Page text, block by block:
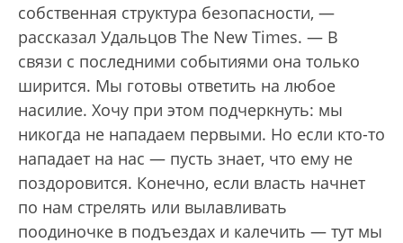
собственная структура безопасности, —
рассказал Удальцов The New Times. — В
связи с последними событиями она только
ширится. Мы готовы ответить на любое
насилие. Хочу при этом подчеркнуть: мы
никогда не нападаем первыми. Но если кто-то
нападает на нас — пусть знает, что ему не
поздоровится. Конечно, если власть начнет
по нам стрелять или вылавливать
поодиночке в подъездах и калечить — тут мы